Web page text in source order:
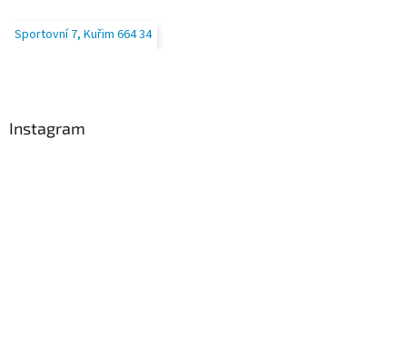
Sportovní 7, Kuřim 664 34
Instagram